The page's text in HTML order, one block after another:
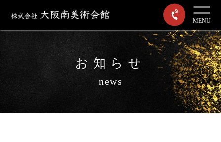
MENU
お知らせ
news